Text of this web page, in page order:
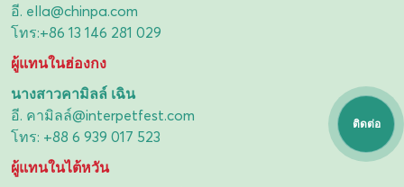
อี. ella@chinpa.com
โทร:+86 13 146 281 029
ผู้แทนในฮ่องกง
นางสาวคามิลล์ เฉิน
อี. คามิลล์@interpetfest.com
โทร: +88 6 939 017 523
ผู้แทนในไต้หวัน
ติดต่อ